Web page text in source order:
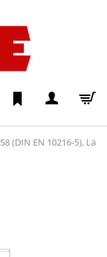
(DIN EN 10216-5),